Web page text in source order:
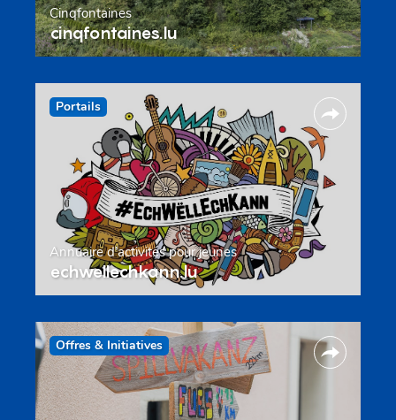
Cinqfontaines
cinqfontaines.lu
Portails
Annuaire d’activités pour jeunes
echwellechkann.lu
Offres & Initiatives